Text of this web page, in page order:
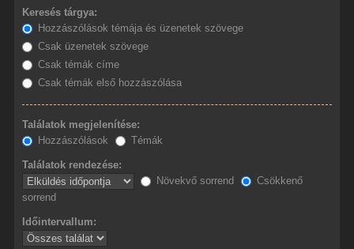
Keresés tárgya:
Hozzászólások témája és üzenetek szövege
Csak üzenetek szövege
Csak témák címe
Csak témák első hozzászólása
Találatok megjelenítése:
Hozzászólások
Témák
Találatok rendezése:
Növekvő sorrend
Csökkenő
sorrend
Időintervallum: